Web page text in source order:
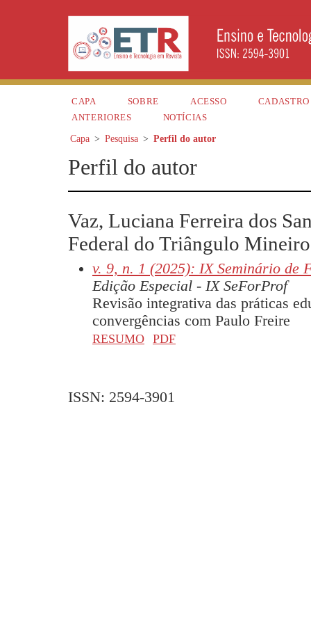
CAPA SOBRE ACESSO
CADASTRO
ANTERIORES
NOTÍCIAS
Capa > Pesquisa > Perfil do autor
Perfil do autor
Vaz, Luciana Ferreira dos
Federal do Triângulo
v. 9, n. 1 (2025): IX Seminário de
Edição Especial - IX SeForProf
Revisão integrativa das práticas
convergências com Paulo Freire
RESUMO PDF
ISSN: 2594-3901